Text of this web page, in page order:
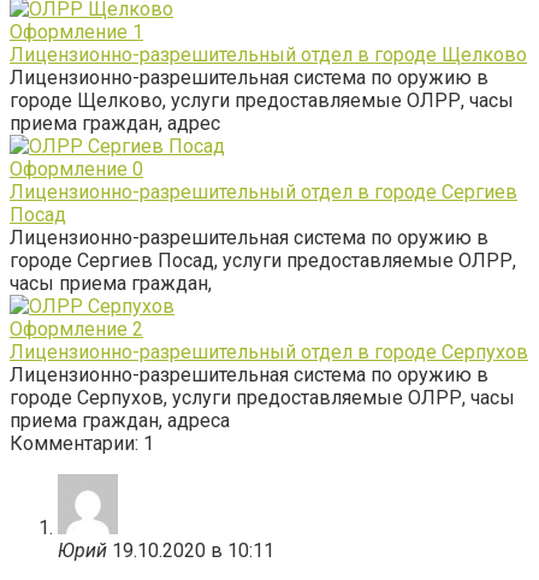
Оформление 1
Лицензионно-разрешительный отдел в городе Щелково
Лицензионно-разрешительная система по оружию в
городе Щелково, услуги предоставляемые ОЛРР, часы
приема граждан, адрес
Оформление 0
Лицензионно-разрешительный отдел в городе Сергиев
Посад
Лицензионно-разрешительная система по оружию в
городе Сергиев Посад, услуги предоставляемые ОЛРР,
часы приема граждан,
Оформление 2
Лицензионно-разрешительный отдел в городе Серпухов
Лицензионно-разрешительная система по оружию в
городе Серпухов, услуги предоставляемые ОЛРР, часы
приема граждан, адреса
Комментарии: 1
Юрий 19.10.2020 в 10:11